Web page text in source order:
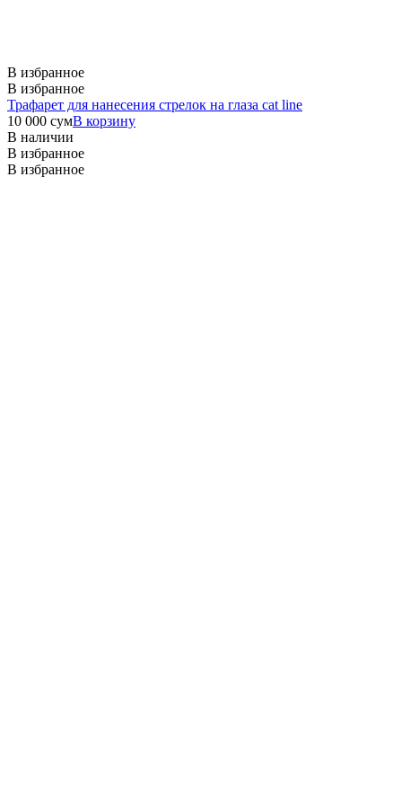
В избранное
В избранное
Трафарет для нанесения стрелок на глаза cat line
10 000 сумВ корзину
В наличии
В избранное
В избранное